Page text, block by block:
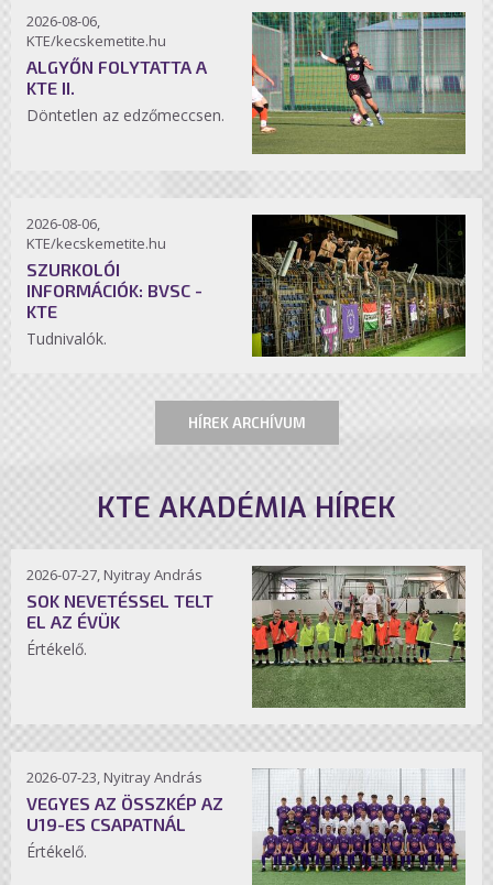
2026-08-06,
KTE/kecskemetite.hu
ALGYŐN FOLYTATTA A
KTE II.
Döntetlen az edzőmeccsen.
2026-08-06,
KTE/kecskemetite.hu
SZURKOLÓI
INFORMÁCIÓK: BVSC -
KTE
Tudnivalók.
HÍREK ARCHÍVUM
KTE AKADÉMIA HÍREK
2026-07-27, Nyitray András
SOK NEVETÉSSEL TELT
EL AZ ÉVÜK
Értékelő.
2026-07-23, Nyitray András
VEGYES AZ ÖSSZKÉP AZ
U19-ES CSAPATNÁL
Értékelő.